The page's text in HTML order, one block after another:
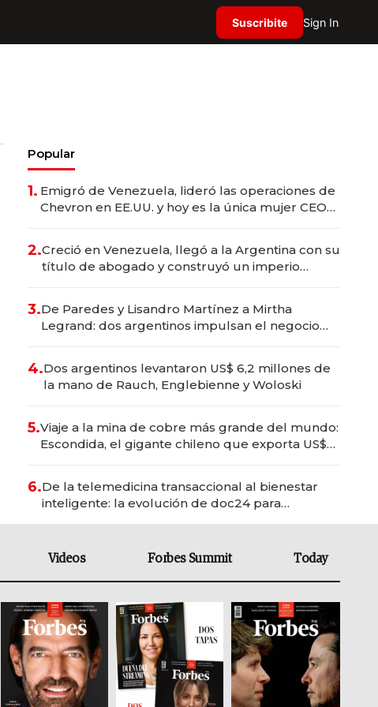
Suscribite Sign In
Popular
1. Emigró de Venezuela, lideró las operaciones de
Chevron en EE.UU. y hoy es la única mujer CEO
2.Creció en Venezuela, llegó a la Argentina con su
título de abogado y construyó un imperio
3.De Paredes y Lisandro Martínez a Mirtha
Legrand: dos argentinos impulsan el negocio
4.Dos argentinos levantaron US$ 6,2 millones de
la mano de Rauch, Englebienne y Woloski
5.Viaje a la mina de cobre más grande del mundo:
Escondida, el gigante chileno que exporta US$
6.De la telemedicina transaccional al bienestar
inteligente: la evolución de doc24 para
Videos Forbes Summit Today